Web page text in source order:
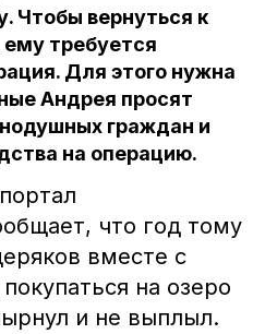
Чтобы вернуться к
требуется
Для этого нужна
Андрея просят
граждан и
на операцию.
что год тому
вместе с
на озеро
и не выплыл.